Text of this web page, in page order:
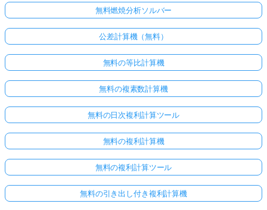
無料燃焼分析ソルバー
公差計算機（無料）
無料の等比計算機
無料の複素数計算機
無料の日次複利計算ツール
無料の複利計算機
無料の複利計算ツール
無料の引き出し付き複利計算機